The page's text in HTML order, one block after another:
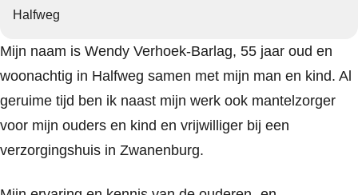
Halfweg
Mijn naam is Wendy Verhoek-Barlag, 55 jaar oud en
woonachtig in Halfweg samen met mijn man en kind. Al
geruime tijd ben ik naast mijn werk ook mantelzorger
voor mijn ouders en kind en vrijwilliger bij een
verzorgingshuis in Zwanenburg.